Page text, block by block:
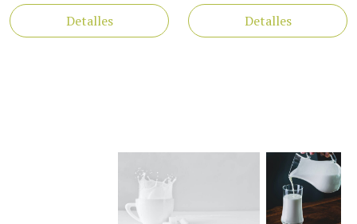
Detalles
Detalles